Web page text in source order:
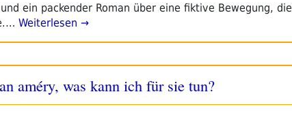
ein packender Roman über eine fiktive Bewegung, die
Weiterlesen →
améry, was kann ich für sie tun?